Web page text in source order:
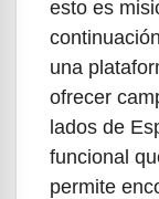
esto es
una
ofrecer
lados de
funcional
permite